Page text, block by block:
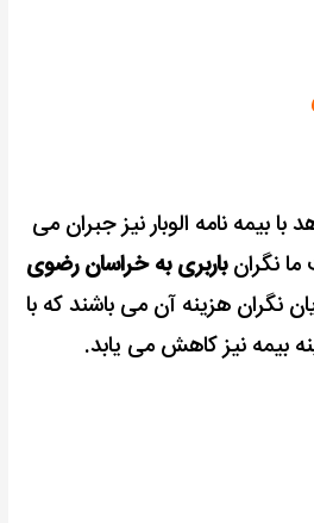
بیمه نامه الوبار نیز جبران می
نگرانباربری به خراسان رضوی
نگران هزینه آن می باشند که با
بیمه نیز کاهش می یابد.